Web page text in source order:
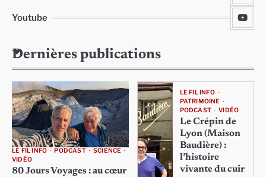
Youtube
Dernières publications
LE FIL INFO PODCAST
SCIENCE
VIDÉO
80 Jours Voyages : au cœur
LE FIL INFO
PATRIMOINE
PODCAST
VIDÉO
Le Crépin de
Lyon (Maison
Baudière) :
l’histoire
vivante du cuir